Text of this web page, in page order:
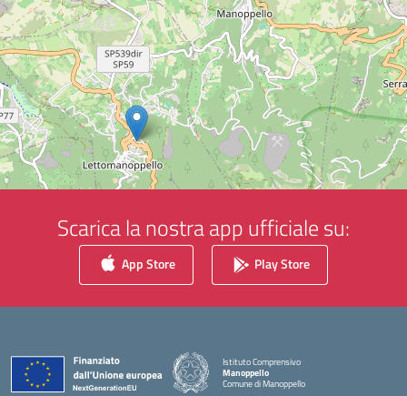
Scarica la nostra app ufficiale su:
App Store Play Store
Istituto Comprensivo
Manoppello
Comune di Manoppello
— Visita la pagina iniziale della scuola